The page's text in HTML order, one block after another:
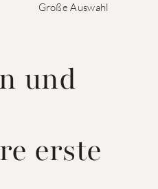
Große Auswahl
und
erste